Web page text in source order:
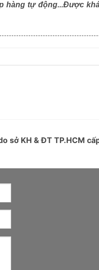
hàng tự động...Được
sở KH & ĐT TP.HCM